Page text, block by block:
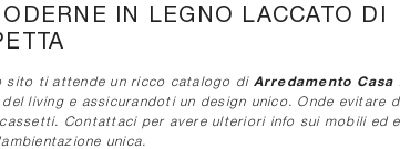
IN LEGNO LACCATO DI
sito ti attende un ricco catalogo di Arredamento
living e assicurandoti un design unico. Onde
Contattaci per avere ulteriori info sui mobili ed
unica.